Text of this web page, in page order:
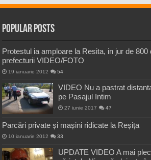
Popular Posts
Protestul ia amploare la Resita, in jur de 800
prefecturii VIDEO/FOTO
19 ianuarie 2012 54
VIDEO Nu a pastrat
pe Pasajul Intim
27 iunie 2017 47
Parcări private și mașini ridicate la Reșița
10 ianuarie 2012 33
UPDATE VIDEO A mai